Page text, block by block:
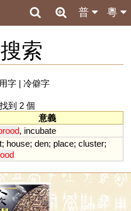
粵
普
索
字| 冷僻字
到 2 個
意義
, incubate
; house; den; place; cluster;